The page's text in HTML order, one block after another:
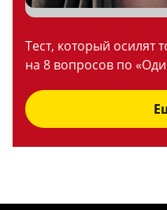
Тест, который осилят
на 8 вопросов по